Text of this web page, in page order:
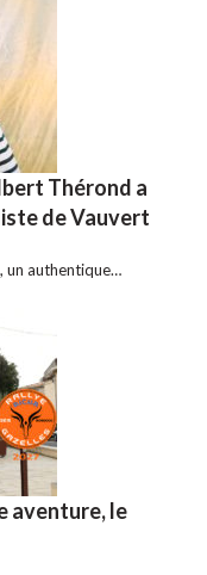
Thérond a
de Vauvert
un authentique…
aventure, le